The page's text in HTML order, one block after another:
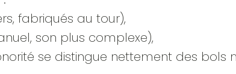
fabriqués au tour),
son plus complexe),
se distingue nettement des bols